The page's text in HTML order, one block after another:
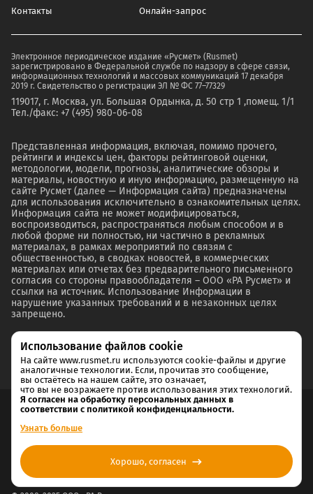
Контакты Онлайн-запрос
Электронное периодическое издание «Русмет» (Rusmet)
зарегистрировано в Федеральной службе по надзору в сфере связи,
информационных технологий и массовых коммуникаций 17 декабря
2019 г. Свидетельство о регистрации ЭЛ № ФС 77–77329
119017, г. Москва, ул. Большая Ордынка, д. 50 стр 1 ,помещ. 1/1
Тел./факс: +7 (495) 980-06-08
Представленная информация, включая, помимо прочего,
рейтинги и индексы цен, факторы рейтинговой оценки,
методологии, модели, прогнозы, аналитические обзоры и
материалы, новостную и иную информацию, размещенную на
сайте Русмет (далее — Информация сайта) предназначены
для использования исключительно в ознакомительных целях.
Информация сайта не может модифицироваться,
воспроизводиться, распространяться любым способом и в
любой форме ни полностью, ни частично в рекламных
материалах, в рамках мероприятий по связям с
общественностью, в сводках новостей, в коммерческих
материалах или отчетах без предварительного письменного
согласия со стороны правообладателя – ООО «РА Русмет» и
ссылки на источник. Использование Информации в
нарушение указанных требований и в незаконных целях
запрещено.
Согласие на обработку и хранение персональных данных
Политика конфиденциальности
Использование файлов cookie
На сайте www.rusmet.ru используются cookie-файлы и другие
аналогичные технологии. Если, прочитав это сообщение,
вы остаётесь на нашем сайте, это означает,
что вы не возражаете против использования этих технологий.
Я согласен на обработку персональных данных в
соответствии с политикой конфиденциальности.
Узнать больше
Хорошо, согласен